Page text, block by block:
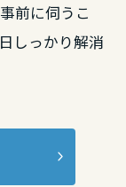
前に伺うこ
しっかり解消